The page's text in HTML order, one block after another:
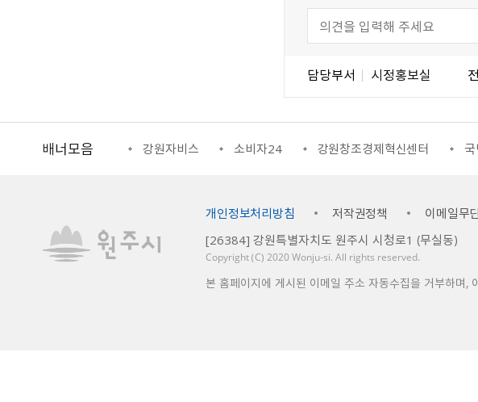
담당부서 시정홍보실
배너모음
강원일자리정보망 강원자비스 소비자24 강원창조경제혁신센터
개인정보처리방침 저작권정책 이메일무
[26384] 강원특별자치도 원주시 시청로1 （무실동）
Copyright （C） 2020 Wonju-si. All rights reserved.
본 홈페이지에 게시된 이메일 주소 자동수집을 거부하며,